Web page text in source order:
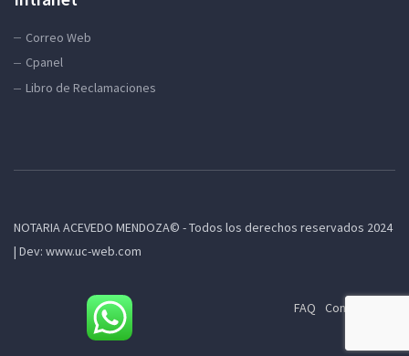
Correo Web
Cpanel
Libro de Reclamaciones
NOTARIA ACEVEDO MENDOZA© - Todos los derechos reservados 2024
| Dev: www.uc-web.com
FAQ Contactenos